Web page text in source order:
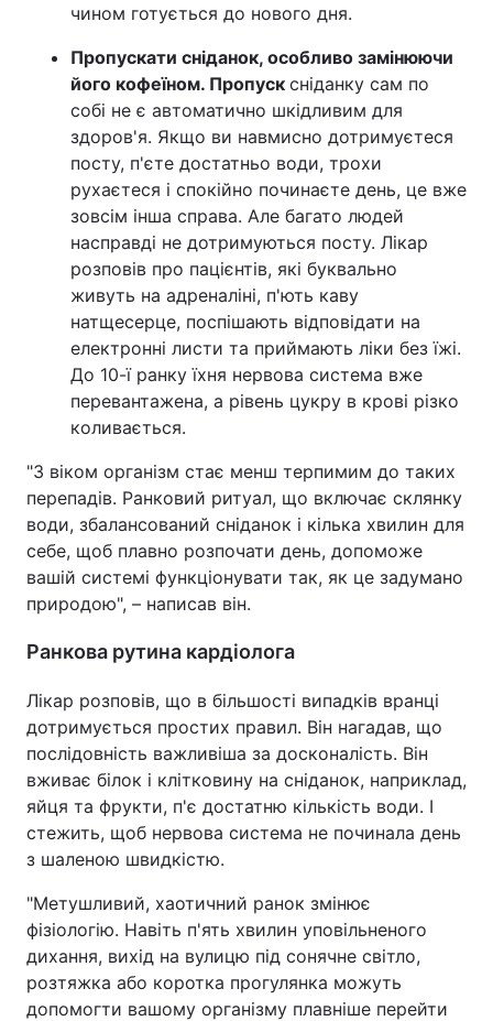
чином готується до нового дня.
Пропускати сніданок, особливо замінюючи
його кофеїном. Пропуск сніданку сам по
собі не є автоматично шкідливим для
здоров'я. Якщо ви навмисно дотримуєтеся
посту, п'єте достатньо води, трохи
рухаєтеся і спокійно починаєте день, це вже
зовсім інша справа. Але багато людей
насправді не дотримуються посту. Лікар
розповів про пацієнтів, які буквально
живуть на адреналіні, п'ють каву
натщесерце, поспішають відповідати на
електронні листи та приймають ліки без їжі.
До 10-ї ранку їхня нервова система вже
перевантажена, а рівень цукру в крові різко
коливається.
"З віком організм стає менш терпимим до таких
перепадів. Ранковий ритуал, що включає склянку
води, збалансований сніданок і кілька хвилин для
себе, щоб плавно розпочати день, допоможе
вашій системі функціонувати так, як це задумано
природою", – написав він.
Ранкова рутина кардіолога
Лікар розповів, що в більшості випадків вранці
дотримується простих правил. Він нагадав, що
послідовність важливіша за досконалість. Він
вживає білок і клітковину на сніданок, наприклад,
яйця та фрукти, п'є достатню кількість води. І
стежить, щоб нервова система не починала день
з шаленою швидкістю.
"Метушливий, хаотичний ранок змінює
фізіологію. Навіть п'ять хвилин уповільненого
дихання, вихід на вулицю під сонячне світло,
розтяжка або коротка прогулянка можуть
допомогти вашому організму плавніше перейти